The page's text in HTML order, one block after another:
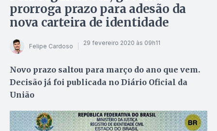
prorroga prazo para adesão da
nova carteira de identidade
Felipe Cardoso 29 fevereiro 2020 às 09h11
Novo prazo saltou para março do ano que vem.
Decisão já foi publicada no Diário Oficial da
União